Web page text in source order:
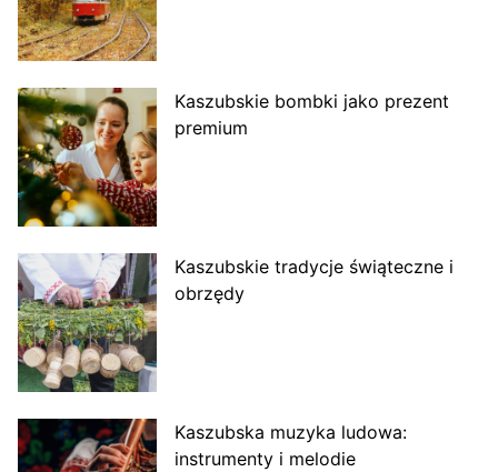
Kaszubskie bombki jako prezent
premium
Kaszubskie tradycje świąteczne i
obrzędy
Kaszubska muzyka ludowa:
instrumenty i melodie